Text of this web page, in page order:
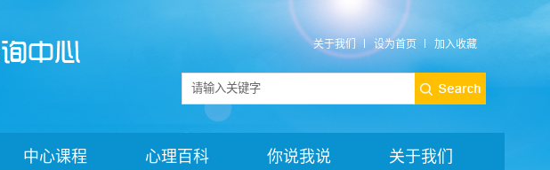
关于我们 设为首页 加入收藏
中心课程 心理百科 你说我说 关于我们